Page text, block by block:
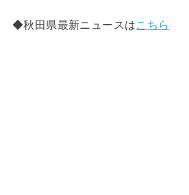
◆秋田県最新ニュースはこちら